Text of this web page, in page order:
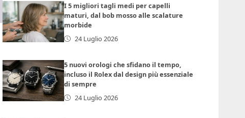
I 5 migliori tagli medi per capelli
maturi, dal bob mosso alle scalature
morbide
24 Luglio 2026
5 nuovi orologi che sfidano il tempo,
incluso il Rolex dal design più essenziale
di sempre
24 Luglio 2026